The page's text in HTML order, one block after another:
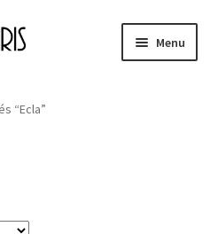
Menu
“Ecla”